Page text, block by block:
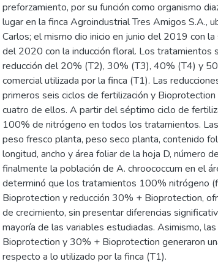
preforzamiento, por su función como organismo
lugar en la finca Agroindustrial Tres Amigos S.A.,
Carlos; el mismo dio inicio en junio del 2019 con
del 2020 con la inducción floral. Los tratamientos
reducción del 20% (T2), 30% (T3), 40% (T4) y
comercial utilizada por la finca (T1). Las
primeros seis ciclos de fertilización y
cuatro de ellos. A partir del séptimo ciclo de
100% de nitrógeno en todos los tratamientos.
peso fresco planta, peso seco planta, contenido
longitud, ancho y área foliar de la hoja D, número
finalmente la población de A. chroococcum en el
determinó que los tratamientos 100% nitrógeno
Bioprotection y reducción 30% + Bioprotection,
de crecimiento, sin presentar diferencias
mayoría de las variables estudiadas. Asimismo,
Bioprotection y 30% + Bioprotection generaron
respecto a lo utilizado por la finca (T1).